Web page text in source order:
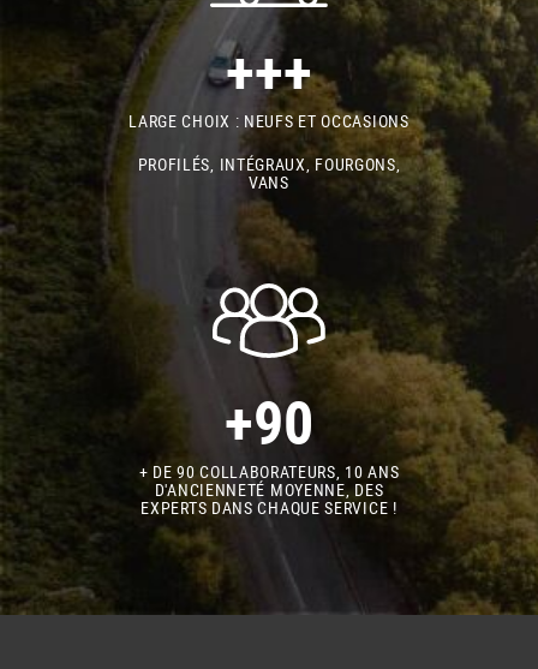
+++
LARGE CHOIX : NEUFS ET OCCASIONS
PROFILÉS, INTÉGRAUX, FOURGONS,
VANS
+90
+ DE 90 COLLABORATEURS, 10 ANS
D'ANCIENNETÉ MOYENNE, DES
EXPERTS DANS CHAQUE SERVICE !